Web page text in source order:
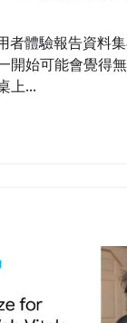
者體驗報告資料
開始可能會覺得
上...